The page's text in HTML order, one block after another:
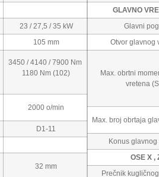
23 / 27,5 / 35 kW
105 mm
3450 / 4140 / 7900 Nm
1180 Nm (102)
2000 o/min
D1-11
32 mm
GLAVNO
Glavni
Otvor glavnog
Max. obrtni
vretena
Max. broj obrtaja
Konus glavnog
OSE X ,
Prečnik